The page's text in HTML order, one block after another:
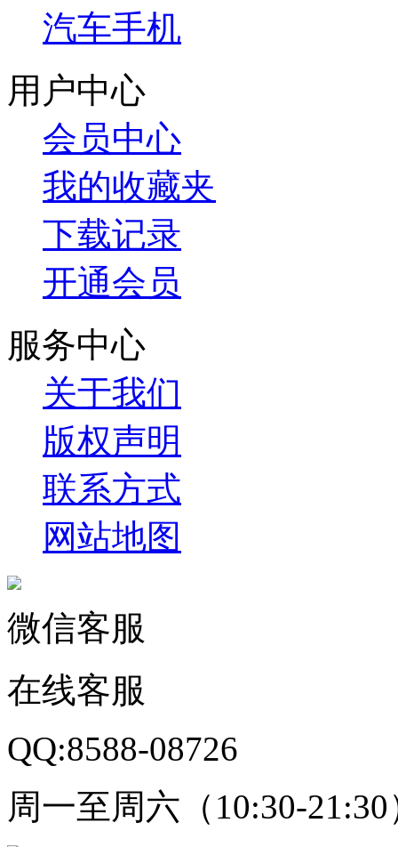
汽车手机
用户中心
会员中心
我的收藏夹
下载记录
开通会员
服务中心
关于我们
版权声明
联系方式
网站地图
微信客服
在线客服
QQ:8588-08726
周一至周六（10:30-21:30